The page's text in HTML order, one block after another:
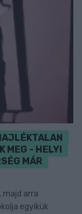
MEG - HELYI
MÁR
arra
egyikük